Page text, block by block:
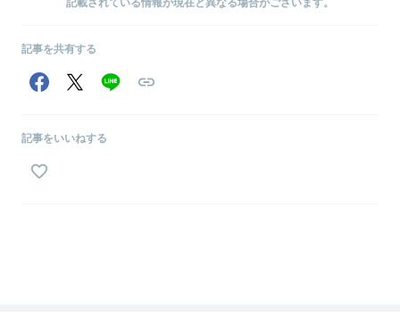
記事を共有する
記事をいいねする